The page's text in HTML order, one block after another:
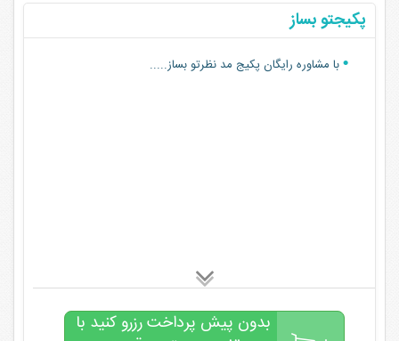
پکیجتو بساز
با مشاوره رایگان پکیج مد نظرتو بساز.....
بدون پیش پرداخت رزرو کنید با